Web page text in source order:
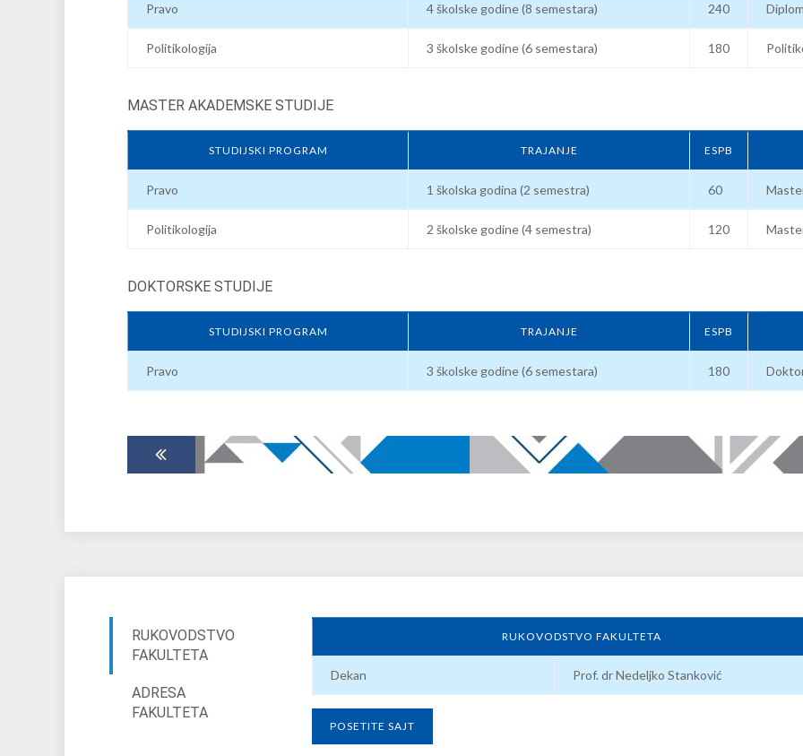
Pravo 4 školske godine (8 semestara) 240
Politikologija 3 školske godine (6 semestara) 180
MASTER AKADEMSKE STUDIJE
STUDIJSKI PROGRAM TRAJANJE ESPB
Pravo 1 školska godina (2 semestra) 60
Politikologija 2 školske godine (4 semestra) 120
DOKTORSKE STUDIJE
STUDIJSKI PROGRAM TRAJANJE ESPB
Pravo 3 školske godine (6 semestara) 180
RUKOVODSTVO
FAKULTETA
ADRESA
FAKULTETA
RUKOVODSTVO FAKULTETA
Dekan Prof. dr Nedeljko Stanković
POSETITE SAJT